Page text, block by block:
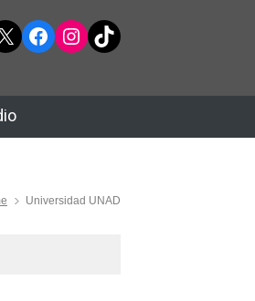
Facebook
Instagram
TikTok
Universidad UNAD